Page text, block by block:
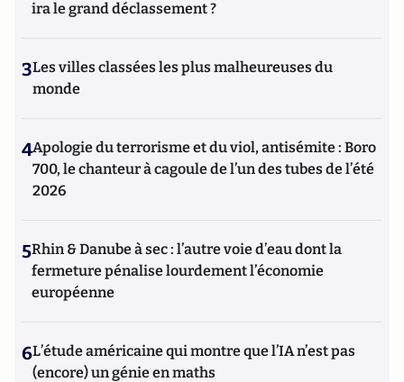
ira le grand déclassement ?
3Les villes classées les plus malheureuses du
monde
4Apologie du terrorisme et du viol, antisémite : Boro
700, le chanteur à cagoule de l’un des tubes de l’été
2026
5Rhin & Danube à sec : l’autre voie d’eau dont la
fermeture pénalise lourdement l’économie
européenne
6L’étude américaine qui montre que l’IA n’est pas
(encore) un génie en maths